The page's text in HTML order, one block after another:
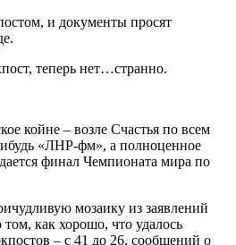
и документы просят
теперь нет…странно.
койне – возле Счастья по всем
«ЛНР-фм», а полноценное
финал Чемпионата мира по
мозаику из заявлений
как хорошо, что удалось
– с 41 до 26, сообщений о